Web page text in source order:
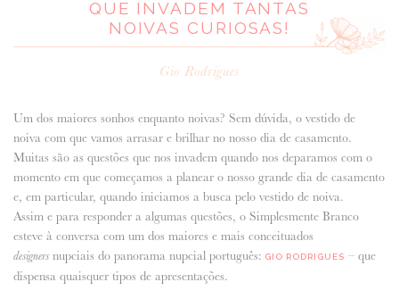
ENTREVISTAS
REAL WEDDINGS & EDITORIAIS
CASAVA-ME AQUI!
FORNECEDORES RECOMENDADOS
ANUNCIE CONNOSCO
QUE INVADEM TANTAS
NOIVAS CURIOSAS!
Gio Rodrigues
Um dos maiores sonhos enquanto noivas? Sem dúvida, o vestido de
noiva com que vamos arrasar e brilhar no nosso dia de casamento.
Muitas são as questões que nos invadem quando nos deparamos com o
momento em que começamos a planear o nosso grande dia de casamento
e, em particular, quando iniciamos a busca pelo vestido de noiva.
Assim e para responder a algumas questões, o Simplesmente Branco
esteve à conversa com um dos maiores e mais conceituados
designers nupciais do panorama nupcial português: GIO RODRIGUES – que
dispensa quaisquer tipos de apresentações.